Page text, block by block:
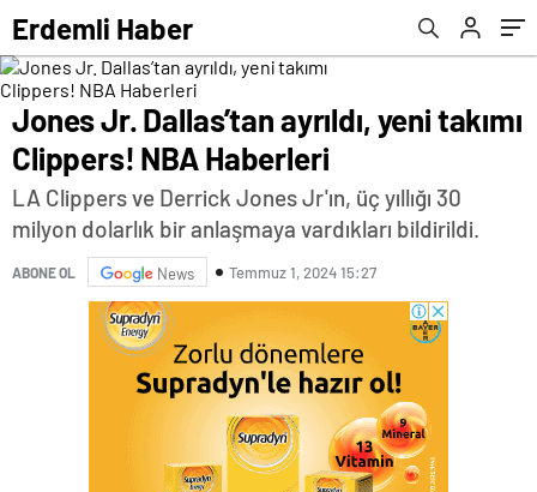
Erdemli Haber
Jones Jr. Dallas’tan ayrıldı, yeni takımı
Clippers! NBA Haberleri
LA Clippers ve Derrick Jones Jr'ın, üç yıllığı 30
milyon dolarlık bir anlaşmaya vardıkları bildirildi.
ABONE OL News Temmuz 1, 2024 15:27